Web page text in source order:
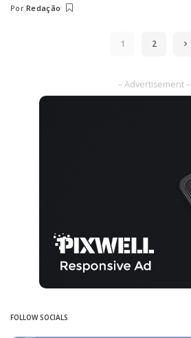
Posted
Por Redação
1 2
– Advertisement –
FOLLOW SOCIALS